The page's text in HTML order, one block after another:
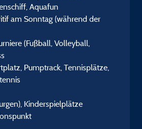
Aquafun
am Sonntag (während der
(Fußball, Volleyball,
Pumptrack, Tennisplätze,
Kinderspielplätze